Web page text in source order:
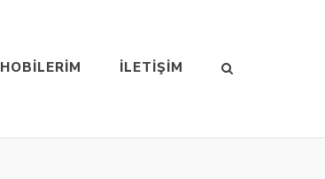
HOBILERIM İLETIŞIM